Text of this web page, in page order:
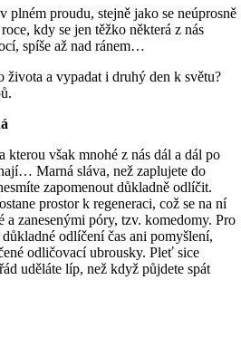
proudu, stejně jako se neúprosně
kdy se jen těžko některá z nás
spíše až nad ránem…
a vypadat i druhý den k světu?
kterou však mnohé z nás dál a dál po
Marná sláva, než zaplujete do
zapomenout důkladně odlíčit.
prostor k regeneraci, což se na ní
a zanesenými póry, tzv. komedomy. Pro
odlíčení čas ani pomyšlení,
odličovací ubrousky. Pleť sice
uděláte líp, než když půjdete spát